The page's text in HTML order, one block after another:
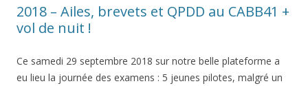
2018 – Ailes, brevets et QPDD au CABB41 +
vol de nuit !
Ce samedi 29 septembre 2018 sur notre belle plateforme a
eu lieu la journée des examens : 5 jeunes pilotes, malgré un